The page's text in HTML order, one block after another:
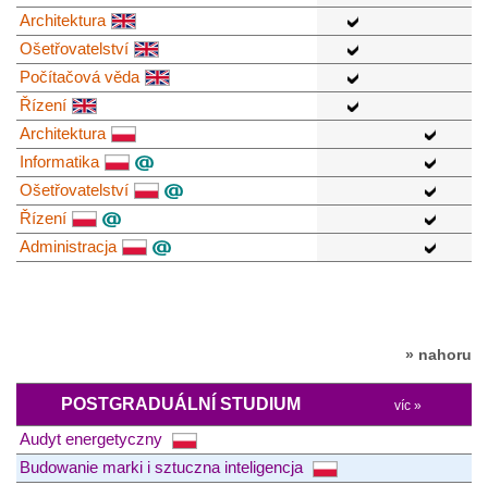
Architektura
Ošetřovatelství
Počítačová věda
Řízení
Architektura
Informatika
Ošetřovatelství
Řízení
Administracja
» nahoru
POSTGRADUÁLNÍ STUDIUM víc »
Audyt energetyczny
Budowanie marki i sztuczna inteligencja